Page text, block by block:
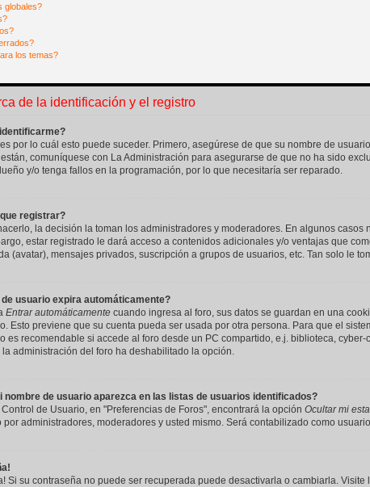
globales?
los temas?
de la identificación y el registro
por lo cuál esto puede suceder. Primero, asegúrese de que su nombre de
comuníquese con La Administración para asegurarse de que no ha sido
y/o tenga fallos en la programación, por lo que necesitaría ser reparado.
registrar?
la decisión la toman los administradores y moderadores. En algunos casos
estar registrado le dará acceso a contenidos adicionales y/o ventajas que
(avatar), mensajes privados, suscripción a grupos de usuarios, etc. Tan solo le
usuario expira automáticamente?
Entrar automáticamente cuando ingresa al foro, sus datos se guardan en una
Esto previene que su cuenta pueda ser usada por otra persona. Para que el
es recomendable si accede al foro desde un PC compartido, e.j. biblioteca,
administración del foro ha deshabilitado la opción.
nombre de usuario aparezca en las listas de usuarios identificados?
de Usuario, en "Preferencias de Foros", encontrará la opción Ocultar mi
por administradores, moderadores y usted mismo. Será contabilizado como
Si su contraseña no puede ser recuperada puede desactivarla o cambiarla.